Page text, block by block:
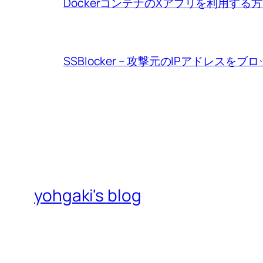
SSBlocker – 攻撃元のIPアドレスをブロ
yohgaki's blog